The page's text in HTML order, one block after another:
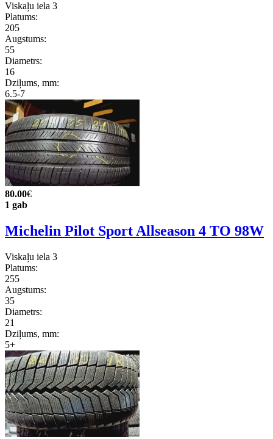
Viskaļu iela 3
Platums:
205
Augstums:
55
Diametrs:
16
Dziļums, mm:
6.5-7
80.00€
1 gab
Michelin Pilot Sport Allseason 4 TO 98W
Viskaļu iela 3
Platums:
255
Augstums:
35
Diametrs:
21
Dziļums, mm:
5+